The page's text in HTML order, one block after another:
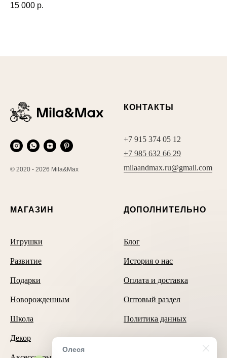
15 000 р.
© 2020 - 2026 Mila&Max
КОНТАКТЫ
+7 915 374 05 12
+7 985 632 66 29
milaandmax.ru@gmail.com
МАГАЗИН
Игрушки
Развитие
Подарки
Новорожденным
Школа
Декор
ДОПОЛНИТЕЛЬНО
Блог
История о нас
Оплата и доставка
Оптовый раздел
Политика данных
Олеся